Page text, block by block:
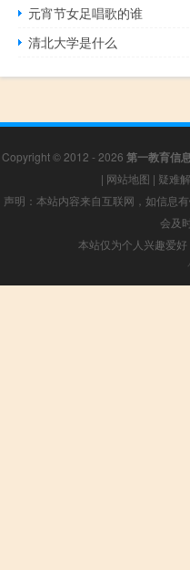
元宵节女足唱歌的谁
清北大学是什么
Copyright © 2012 - 2026 第一教育信
| 网站地图 | 疑难
声明：本站内容来自互联网，如信息
会及
本站仅为个人兴趣爱